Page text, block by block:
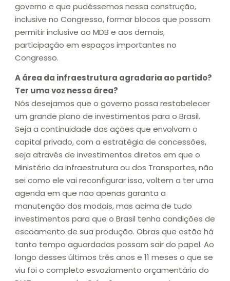
governo e que pudéssemos nessa construção,
inclusive no Congresso, formar blocos que possam
permitir inclusive ao MDB e aos demais,
participação em espaços importantes no
Congresso.
A área da infraestrutura agradaria ao partido?
Ter uma voz nessa área?
Nós desejamos que o governo possa restabelecer
um grande plano de investimentos para o Brasil.
Seja a continuidade das ações que envolvam o
capital privado, com a estratégia de concessões,
seja através de investimentos diretos em que o
Ministério da Infraestrutura ou dos Transportes, não
sei como ele vai reconfigurar isso, voltem a ter uma
agenda em que não apenas garanta a
manutenção dos modais, mas acima de tudo
investimentos para que o Brasil tenha condições de
escoamento de sua produção. Obras que estão há
tanto tempo aguardadas possam sair do papel. Ao
longo desses últimos três anos e 11 meses o que se
viu foi o completo esvaziamento orçamentário do